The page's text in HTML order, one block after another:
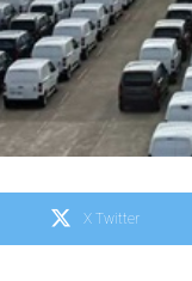
X Twitter